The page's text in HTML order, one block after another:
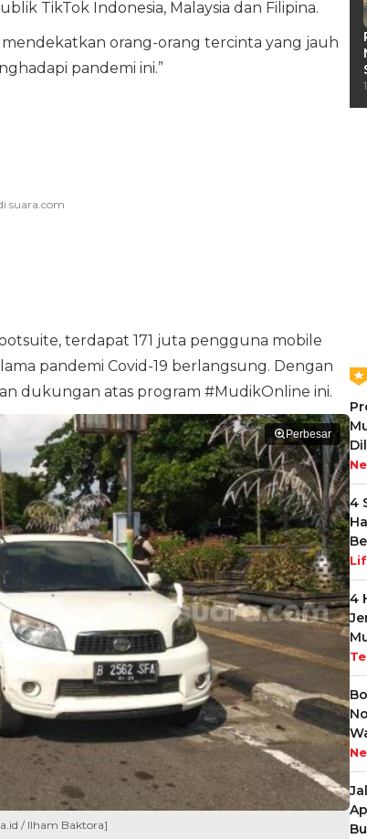
TikTok Indonesia, Malaysia dan Filipina.
orang-orang tercinta yang jauh
pandemi ini.”
terdapat 171 juta pengguna mobile
pandemi Covid-19 berlangsung. Dengan
dukungan atas program #MudikOnline ini.
Perbesar
/ Ilham Baktora]
4
4